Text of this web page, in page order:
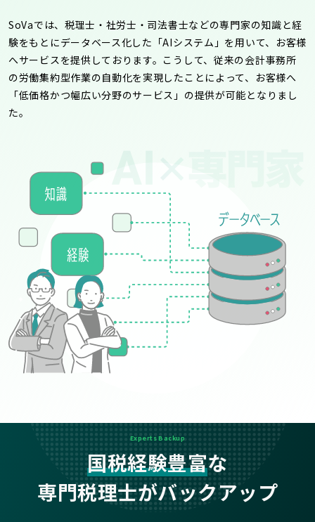
SoVaでは、税理士・社労士・司法書士などの専門家の知識と経
験をもとにデータベース化した「AIシステム」を用いて、お客様
へサービスを提供しております。こうして、従来の会計事務所
の労働集約型作業の自動化を実現したことによって、お客様へ
「低価格かつ幅広い分野のサービス」の提供が可能となりまし
た。
Experts Backup
国税経験豊富な
専門税理士がバックアップ